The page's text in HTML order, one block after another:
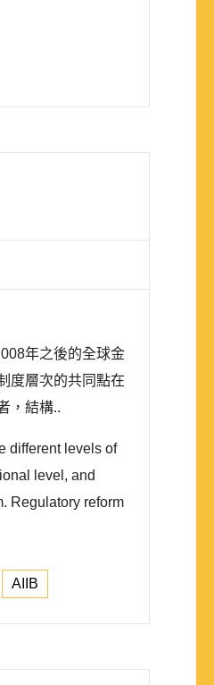
年之後的全球金
度層次的共同點在
，結構..
different levels of
level, and
Regulatory reform
AIIB